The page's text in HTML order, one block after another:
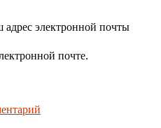
адрес электронной почты
почте.